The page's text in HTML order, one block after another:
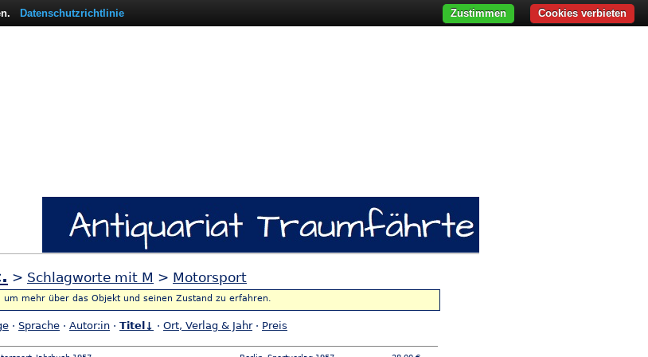
> Schlagworte mit M > Motorsport
um mehr über das Objekt und seinen Zustand zu erfahren.
· Sprache · Autor:in · Titel↓ · Ort, Verlag & Jahr· Preis
Datenschutzrichtlinie Cookies verbieten
Zustimmen